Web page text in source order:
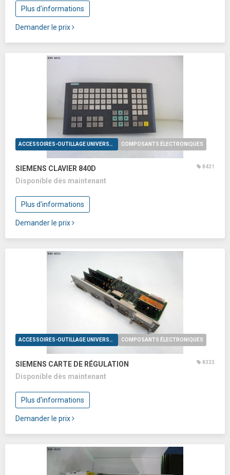
Plus d'informations
Demander le prix
ACCESSOIRES-OUTILLAGE UNIVERSELS COMPOSANTS ÉLECTRONIQUES
SIEMENS CLAVIER 840D 8431
Disponible dès maintenant
Plus d'informations
Demander le prix
ACCESSOIRES-OUTILLAGE UNIVERSELS COMPOSANTS ÉLECTRONIQUES
SIEMENS CARTE DE RÉGULATION 8333
Disponible dès maintenant
Plus d'informations
Demander le prix